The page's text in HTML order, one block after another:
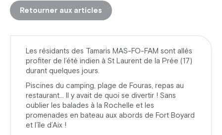
Retourner aux articles
Les résidants des Tamaris MAS-FO-FAM sont allés
profiter de l’été indien à St Laurent de la Prée (17)
durant quelques jours.
Piscines du camping, plage de Fouras, repas au
restaurant… Il y avait de quoi se divertir ! Sans
oublier les balades à la Rochelle et les
promenades en bateau aux abords de Fort Boyard
et l’île d’Aix !